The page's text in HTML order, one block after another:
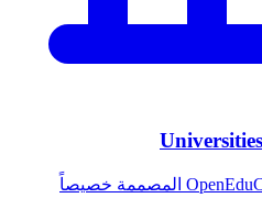
اكتشف كل وحدة من وحدات OpenEduCat المصممة خصيصاً